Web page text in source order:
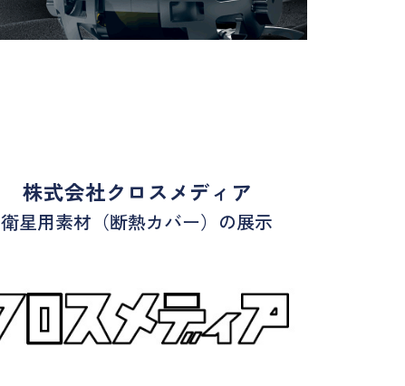
株式会社クロスメディア
衛星用素材（断熱カバー）の展示